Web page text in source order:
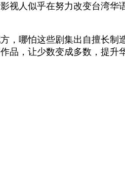
视人似乎在努力改变台湾华
，哪怕这些剧集出自擅长制
品，让少数变成多数，提升